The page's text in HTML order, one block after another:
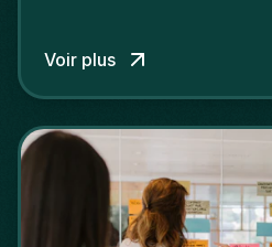
et régions souffrent d’une
de talents tech.
Voir plus